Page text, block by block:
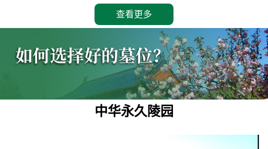
查看更多
中华永久陵园